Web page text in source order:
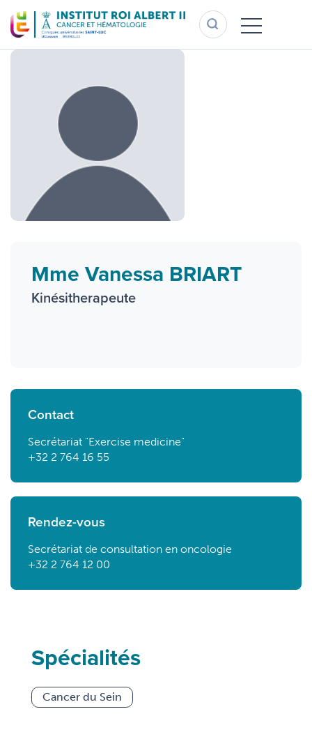
au
contenu
principal
Mme Vanessa BRIART
Kinésitherapeute
Spécialités
Cancer du Sein
Contact
Secrétariat "Exercise medicine"
+32 2 764 16 55
Rendez-vous
Secrétariat de consultation en oncologie
+32 2 764 12 00